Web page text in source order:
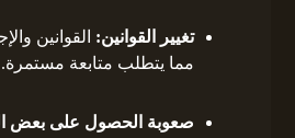
تغيير القوانين: القوانين
مما يتطلب متابعة مستمرة.
صعوبة الحصول على بعض